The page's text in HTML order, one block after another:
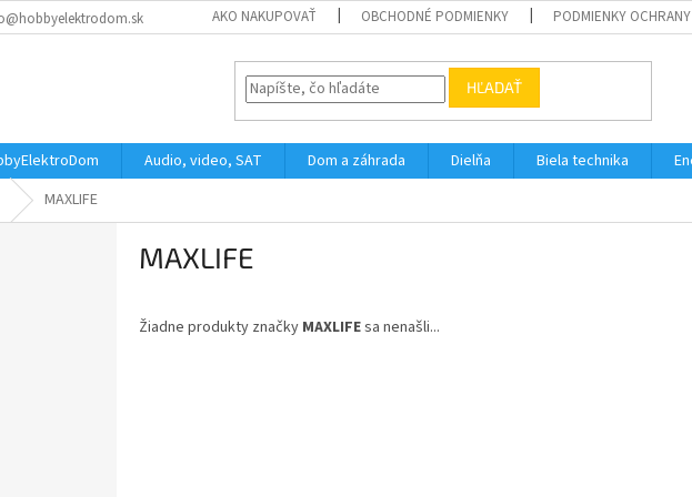
AKO NAKUPOVAŤ OBCHODNÉ PODMIENKY PODMIENKY OCHRANY
HĽADAŤ
Audio, video, SAT Dom a záhrada Dielňa Biela technika
MAXLIFE
MAXLIFE
Žiadne produkty značky MAXLIFEsa nenašli...